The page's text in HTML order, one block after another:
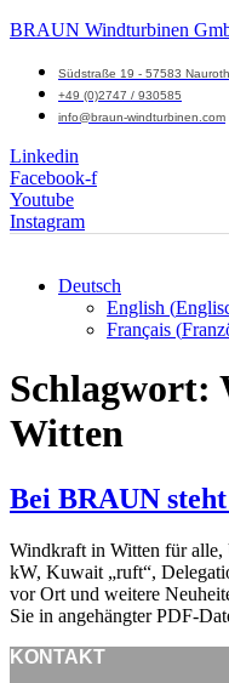
BRAUN Windturbinen
Südstraße 19 - 57583
+49 (0)2747 / 930585
info@braun-windturbinen.com
Linkedin
Facebook-f
Youtube
Instagram
Deutsch
English (
Français (
Schlagwort:
Witten
Bei BRAUN
Windkraft in Witten für
kW, Kuwait „ruft“,
vor Ort und weitere
Sie in angehängter PDF-
KONTAKT